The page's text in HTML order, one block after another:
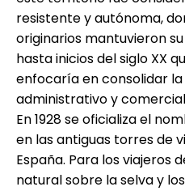
resistente y autónoma,
originarios mantuvieron
hasta inicios del siglo XX
enfocaría en consolidar
administrativo y
En 1928 se oficializa el
en las antiguas torres de
España. Para los viajeros
natural sobre la selva y